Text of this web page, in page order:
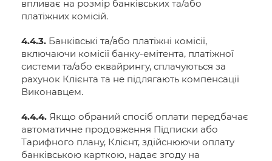
впливає на розмір банківських та/або
платіжних комісій.
4.4.3. Банківські та/або платіжні комісії,
включаючи комісії банку-емітента, платіжної
системи та/або еквайрингу, сплачуються за
рахунок Клієнта та не підлягають компенсації
Виконавцем.
4.4.4. Якщо обраний спосіб оплати передбачає
автоматичне продовження Підписки або
Тарифного плану, Клієнт, здійснюючи оплату
банківською карткою, надає згоду на